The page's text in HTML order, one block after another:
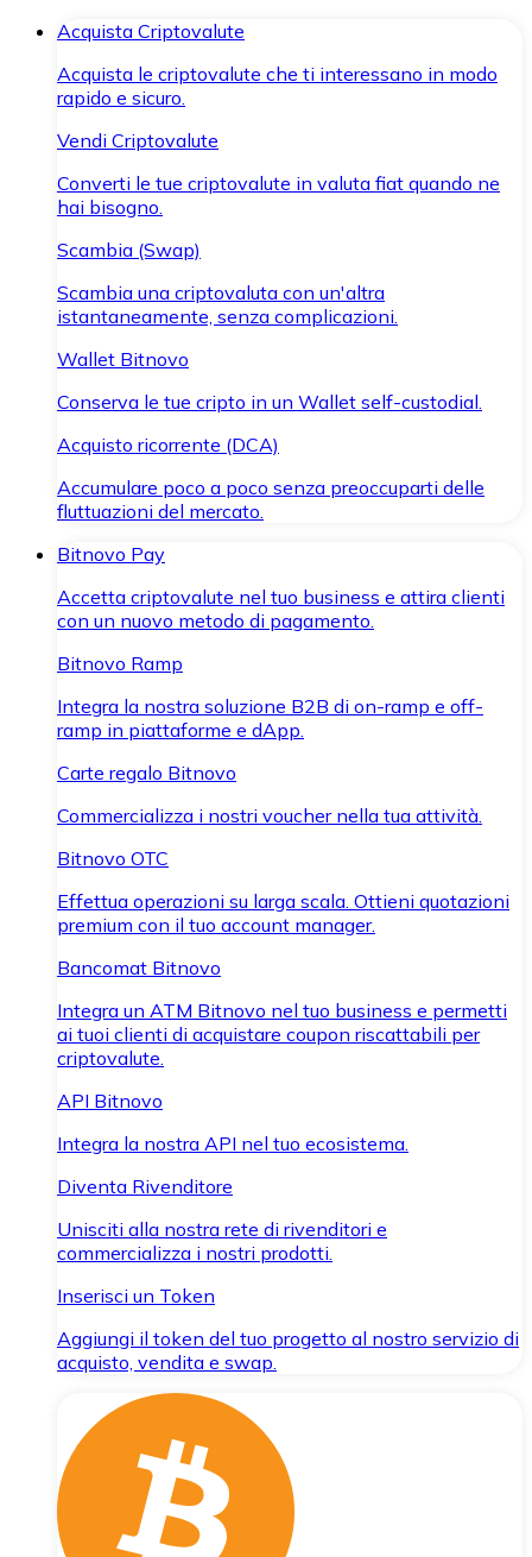
Acquista Criptovalute
Acquista le criptovalute che ti interessano in modo
rapido e sicuro.
Vendi Criptovalute
Converti le tue criptovalute in valuta fiat quando ne
hai bisogno.
Scambia (Swap)
Scambia una criptovaluta con un'altra
istantaneamente, senza complicazioni.
Wallet Bitnovo
Conserva le tue cripto in un Wallet self-custodial.
Acquisto ricorrente (DCA)
Accumulare poco a poco senza preoccuparti delle
fluttuazioni del mercato.
Bitnovo Pay
Accetta criptovalute nel tuo business e attira clienti
con un nuovo metodo di pagamento.
Bitnovo Ramp
Integra la nostra soluzione B2B di on-ramp e off-
ramp in piattaforme e dApp.
Carte regalo Bitnovo
Commercializza i nostri voucher nella tua attività.
Bitnovo OTC
Effettua operazioni su larga scala. Ottieni quotazioni
premium con il tuo account manager.
Bancomat Bitnovo
Integra un ATM Bitnovo nel tuo business e permetti
ai tuoi clienti di acquistare coupon riscattabili per
criptovalute.
API Bitnovo
Integra la nostra API nel tuo ecosistema.
Diventa Rivenditore
Unisciti alla nostra rete di rivenditori e
commercializza i nostri prodotti.
Inserisci un Token
Aggiungi il token del tuo progetto al nostro servizio di
acquisto, vendita e swap.